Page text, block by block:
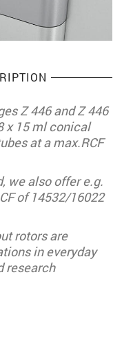
Z 446 and Z 446
x 15 ml conical
at a max.RCF
we also offer e.g.
of 14532/16022
rotors are
in everyday
research